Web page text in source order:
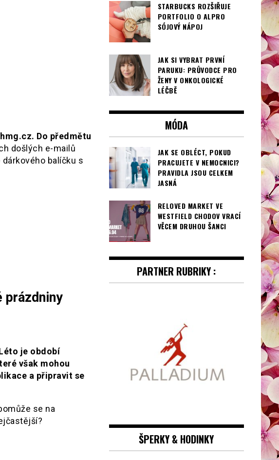
Do předmětu
došlých e-mailů
balíčku s
prázdniny
je období
však mohou
a připravit se
se na
STARBUCKS ROZŠIŘUJE
PORTFOLIO O ALPRO
SÓJOVÝ NÁPOJ
JAK SI VYBRAT PRVNÍ
PARUKU: PRŮVODCE PRO
ŽENY V ONKOLOGICKÉ
LÉČBĚ
MÓDA
JAK SE OBLÉCT, POKUD
PRACUJETE V NEMOCNICI?
PRAVIDLA JSOU CELKEM
JASNÁ
RELOVED MARKET VE
WESTFIELD CHODOV VRACÍ
VĚCEM DRUHOU ŠANCI
PARTNER RUBRIKY :
ŠPERKY & HODINKY